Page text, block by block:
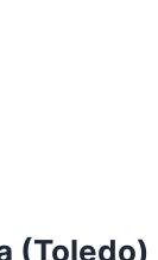
(Toledo)